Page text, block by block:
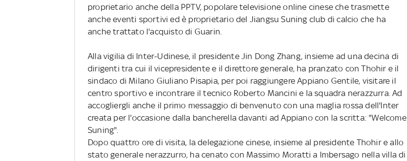
proprietario anche della PPTV, popolare televisione online cinese che trasmette
anche eventi sportivi ed è proprietario del Jiangsu Suning club di calcio che ha
anche trattato l'acquisto di Guarin.
Alla vigilia di Inter-Udinese, il presidente Jin Dong Zhang, insieme ad una decina di
dirigenti tra cui il vicepresidente e il direttore generale, ha pranzato con Thohir e il
sindaco di Milano Giuliano Pisapia, per poi raggiungere Appiano Gentile, visitare il
centro sportivo e incontrare il tecnico Roberto Mancini e la squadra nerazzurra. Ad
accogliergli anche il primo messaggio di benvenuto con una maglia rossa dell'Inter
creata per l'occasione dalla bancherella davanti ad Appiano con la scritta: "Welcome
Suning".
Dopo quattro ore di visita, la delegazione cinese, insieme al presidente Thohir e allo
stato generale nerazzurro, ha cenato con Massimo Moratti a Imbersago nella villa di